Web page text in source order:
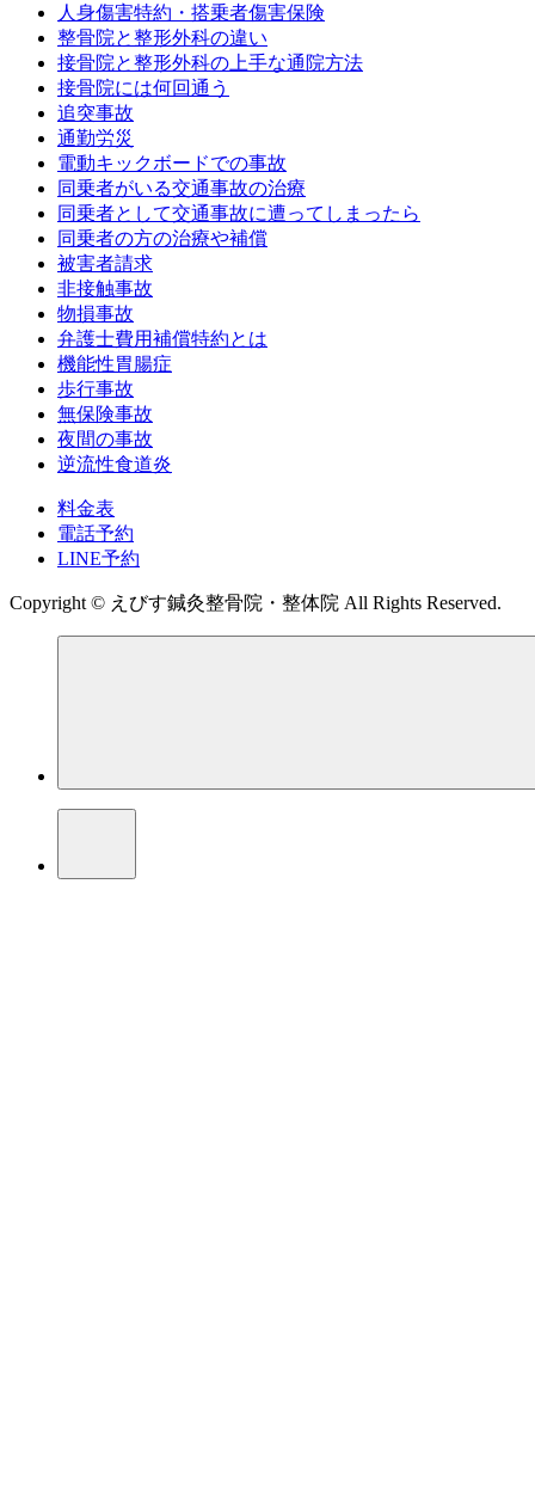
人身傷害特約・搭乗者傷害保険
整骨院と整形外科の違い
接骨院と整形外科の上手な通院方法
接骨院には何回通う
追突事故
通勤労災
電動キックボードでの事故
同乗者がいる交通事故の治療
同乗者として交通事故に遭ってしまったら
同乗者の方の治療や補償
被害者請求
非接触事故
物損事故
弁護士費用補償特約とは
機能性胃腸症
歩行事故
無保険事故
夜間の事故
逆流性食道炎
料金表
電話予約
LINE予約
Copyright © えびす鍼灸整骨院・整体院 All Rights Reserved.